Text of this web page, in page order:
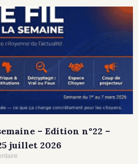
– Edition n°22 –
juillet 2026